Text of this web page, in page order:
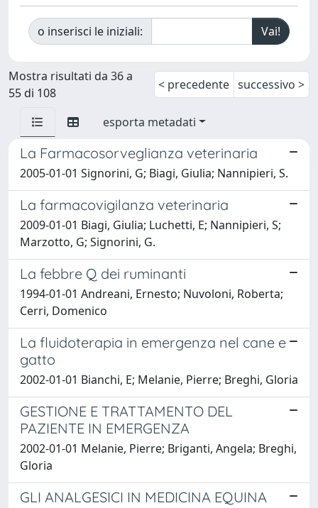
o inserisci le iniziali:
Mostra risultati da 36 a
55 di 108
< precedente successivo >
esporta metadati
La Farmacosorveglianza veterinaria
2005-01-01 Signorini, G; Biagi, Giulia; Nannipieri, S.
La farmacovigilanza veterinaria
2009-01-01 Biagi, Giulia; Luchetti, E; Nannipieri, S;
Marzotto, G; Signorini, G.
La febbre Q dei ruminanti
1994-01-01 Andreani, Ernesto; Nuvoloni, Roberta;
Cerri, Domenico
La fluidoterapia in emergenza nel cane e
gatto
2002-01-01 Bianchi, E; Melanie, Pierre; Breghi, Gloria
GESTIONE E TRATTAMENTO DEL
PAZIENTE IN EMERGENZA
2002-01-01 Melanie, Pierre; Briganti, Angela; Breghi,
Gloria
GLI ANALGESICI IN MEDICINA EQUINA